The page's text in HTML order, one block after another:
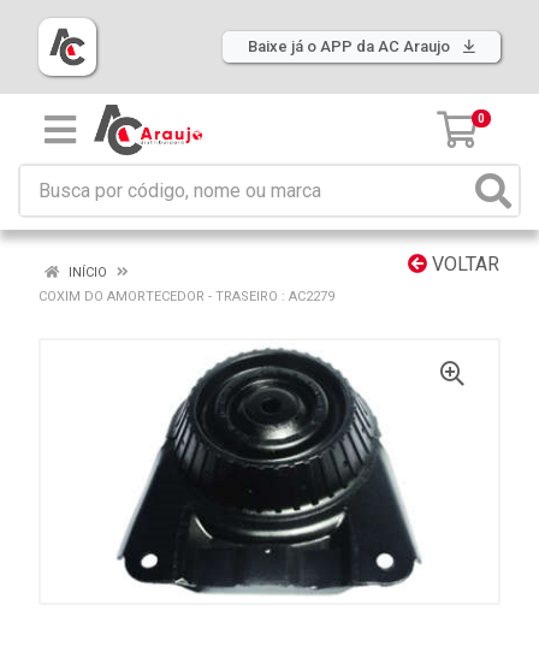
Baixe já o APP da AC Araujo
0
VOLTAR
INÍCIO
COXIM DO AMORTECEDOR - TRASEIRO : AC2279